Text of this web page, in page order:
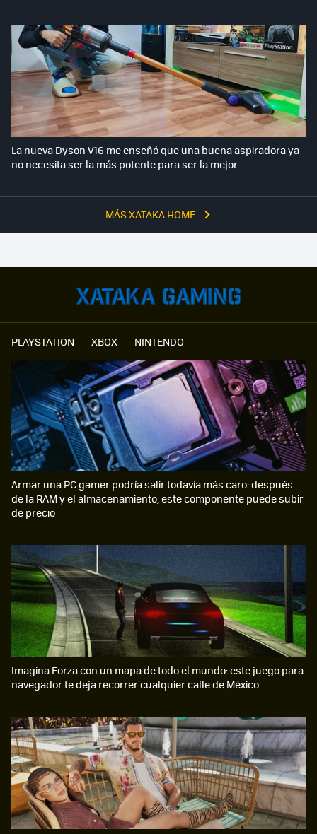
MÁS XATAKA HOME
La nueva Dyson V16 me enseñó que una buena aspiradora ya
no necesita ser la más potente para ser la mejor
PLAYSTATION XBOX NINTENDO
Armar una PC gamer podría salir todavía más caro: después
de la RAM y el almacenamiento, este componente puede subir
de precio
Imagina Forza con un mapa de todo el mundo: este juego para
navegador te deja recorrer cualquier calle de México